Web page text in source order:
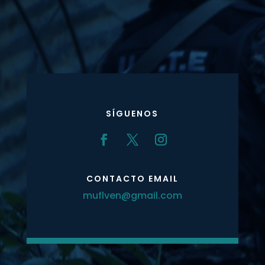
SÍGUENOS
CONTACTO EMAIL
muflven@gmail.com